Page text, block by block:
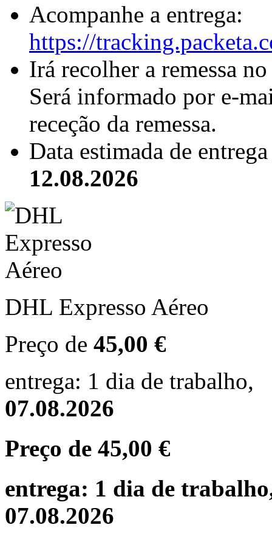
Acompanhe a entrega:
https://
Irá recolher a remessa
Será informado por e-
receção da remessa.
Data estimada de
12.08.2026
DHL Expresso Aéreo
Preço de 45,00 €
entrega: 1 dia de trabalho,
07.08.2026
Preço de 45,00 €
entrega: 1 dia de
07.08.2026